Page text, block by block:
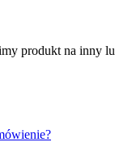
produkt na inny